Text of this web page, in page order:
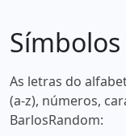
Símbolos
As letras do
(a-z), números,
BarlosRandom: